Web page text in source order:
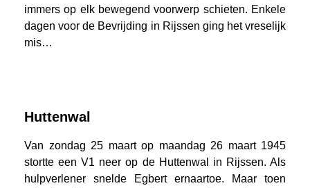
immers op elk bewegend voorwerp schieten. Enkele
dagen voor de Bevrijding in Rijssen ging het vreselijk
mis…
Huttenwal
Van zondag 25 maart op maandag 26 maart 1945
stortte een V1 neer op de Huttenwal
in Rijssen. Als
hulpverlener snelde Egbert ernaartoe. Maar toen